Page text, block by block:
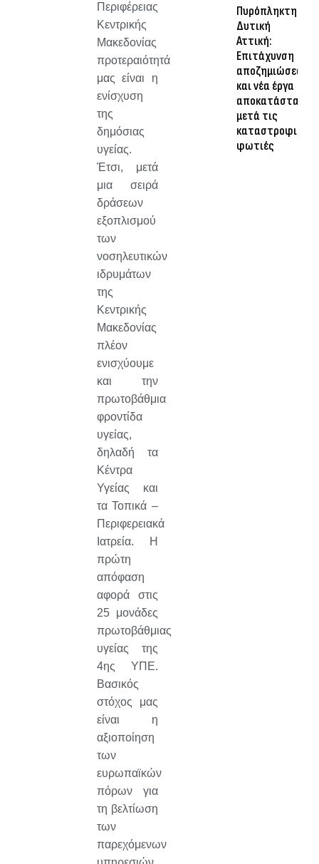
Περιφέρειας
Κεντρικής
Μακεδονίας
προτεραιότητά
μας είναι η
ενίσχυση
της
δημόσιας
υγείας.
Έτσι, μετά
μια σειρά
δράσεων
εξοπλισμού
των
νοσηλευτικών
ιδρυμάτων
της
Κεντρικής
Μακεδονίας
πλέον
ενισχύουμε
και την
πρωτοβάθμια
φροντίδα
υγείας,
δηλαδή τα
Κέντρα
Υγείας και
τα Τοπικά –
Περιφερειακά
Ιατρεία. Η
πρώτη
απόφαση
αφορά στις
25 μονάδες
πρωτοβάθμιας
υγείας της
4ης ΥΠΕ.
Βασικός
στόχος μας
είναι η
αξιοποίηση
των
ευρωπαϊκών
πόρων για
τη βελτίωση
των
παρεχόμενων
Πυρόπληκτη
Δυτική
Αττική:
Επιτάχυνση
αποζημιώσεων
και νέα έργα
αποκατάστασης
μετά τις
καταστροφικές
φωτιές